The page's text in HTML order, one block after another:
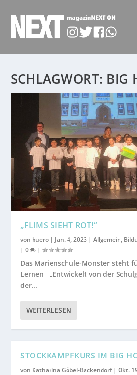
SCHLAGWORT: BIG
„FLIMS SIEHT ROT!“
von buero | Jan. 4, 2023 |Allgemein,
|0 |
Das Marienschule-Monster steht
Lernen „Entwickelt von der
der...
WEITERLESEN
STOCKKAMPFKURS IM BIG
von Katharina Göbel-Backendorf|Okt.